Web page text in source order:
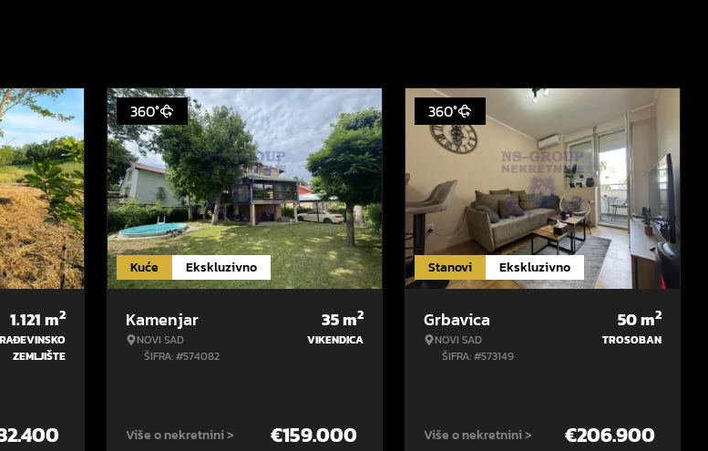
1.121m2
ZEMLJIŠTE
Kuće Ekskluzivno
360°
Kamenjar
NOVI SAD
ŠIFRA: #574082
35m2
VIKENDICA
Više o nekretnini > €159.000
Stanovi Ekskluzivno
360°
Grbavica
NOVI SAD
ŠIFRA: #573149
50m2
TROSOBAN
Više o nekretnini > €206.900